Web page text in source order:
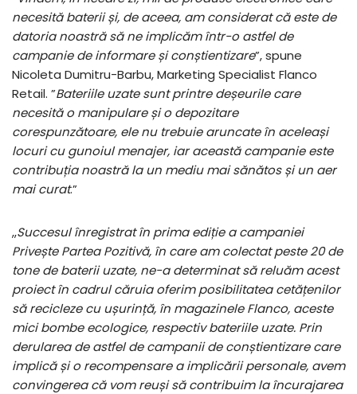
necesită baterii și, de aceea, am considerat că este de
datoria noastră să ne implicăm într-o astfel de
campanie de informare și conștientizare”, spune
Nicoleta Dumitru-Barbu, Marketing Specialist Flanco
Retail. ”Bateriile uzate sunt printre deșeurile care
necesită o manipulare și o depozitare
corespunzătoare, ele nu trebuie aruncate în aceleași
locuri cu gunoiul menajer, iar această campanie este
contribuția noastră la un mediu mai sănătos și un aer
mai curat.”
,,Succesul înregistrat în prima ediție a campaniei
Privește Partea Pozitivă, în care am colectat peste 20 de
tone de baterii uzate, ne-a determinat să reluăm acest
proiect în cadrul căruia oferim posibilitatea cetățenilor
să recicleze cu ușurință, în magazinele Flanco, aceste
mici bombe ecologice, respectiv bateriile uzate. Prin
derularea de astfel de campanii de conștientizare care
implică și o recompensare a implicării personale, avem
convingerea că vom reuși să contribuim la încurajarea